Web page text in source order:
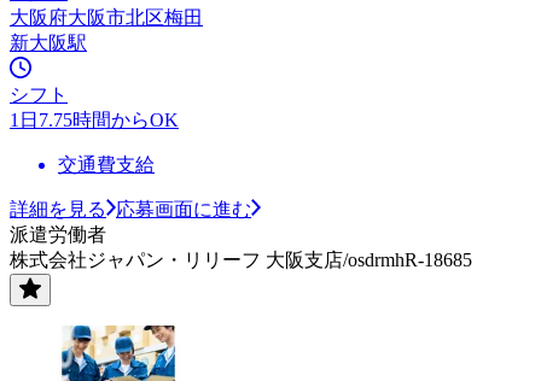
大阪府大阪市北区梅田
新大阪駅
シフト
1日7.75時間からOK
交通費支給
詳細を見る
応募画面に進む
派遣労働者
株式会社ジャパン・リリーフ 大阪支店/osdrmhR-18685